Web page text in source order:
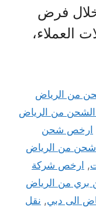
فرض
العملاء،
من الرياض
الشحن من الرياض
ارخص شحن
من الرياض
, ارخص شركة
من الرياض
الى دبي, نقل